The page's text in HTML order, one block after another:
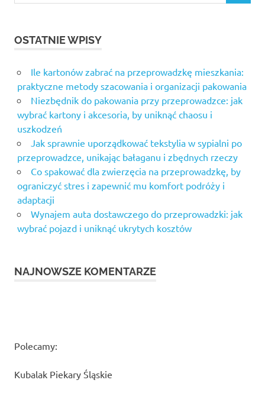
OSTATNIE WPISY
Ile kartonów zabrać na przeprowadzkę mieszkania:
praktyczne metody szacowania i organizacji pakowania
Niezbędnik do pakowania przy przeprowadzce: jak
wybrać kartony i akcesoria, by uniknąć chaosu i
uszkodzeń
Jak sprawnie uporządkować tekstylia w sypialni po
przeprowadzce, unikając bałaganu i zbędnych rzeczy
Co spakować dla zwierzęcia na przeprowadzkę, by
ograniczyć stres i zapewnić mu komfort podróży i
adaptacji
Wynajem auta dostawczego do przeprowadzki: jak
wybrać pojazd i uniknąć ukrytych kosztów
NAJNOWSZE KOMENTARZE
Polecamy:
Kubalak Piekary Śląskie